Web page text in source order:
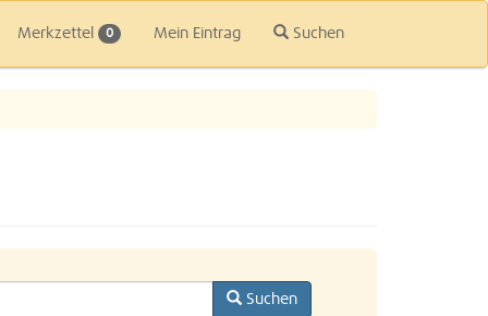
Merkzettel 0 Mein Eintrag Suchen
Suchen